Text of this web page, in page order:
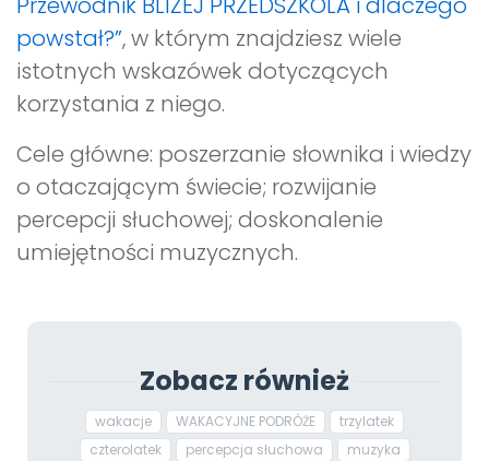
powstał?”, w którym znajdziesz wiele
istotnych wskazówek dotyczących
korzystania z niego.
Cele główne: poszerzanie słownika i wiedzy
o otaczającym świecie; rozwijanie
percepcji słuchowej; doskonalenie
umiejętności muzycznych.
Zobacz również
wakacje WAKACYJNE PODRÓŻE
trzylatek
czterolatek
percepcja słuchowa
muzyka